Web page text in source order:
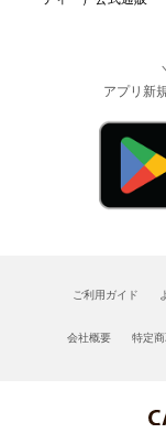
アプリ新
ご利用ガイド
会社概要 特定